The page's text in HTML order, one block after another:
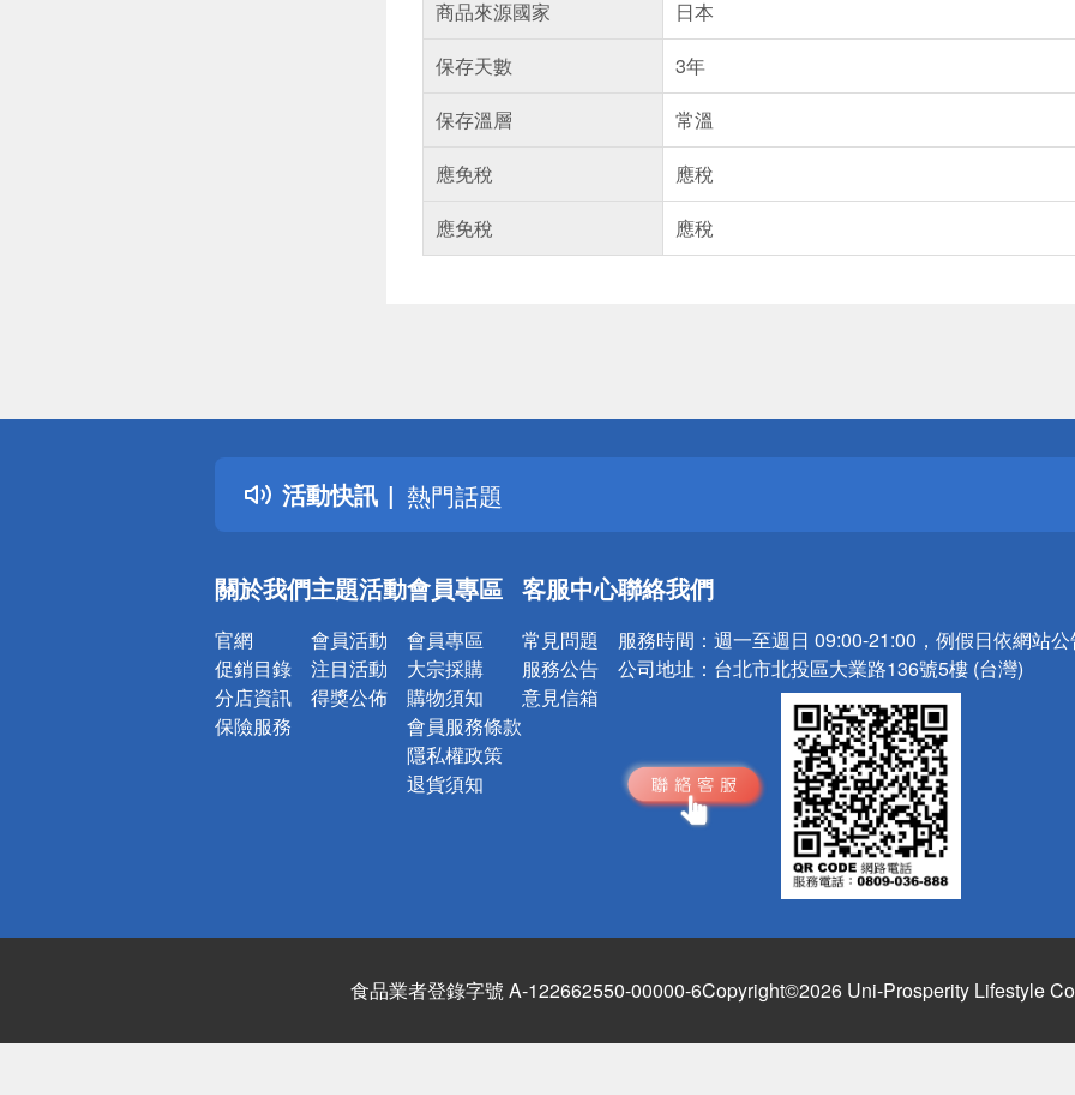
商品來源國家
日本
保存天數
3年
保存溫層
常溫
應免稅
應稅
應免稅
應稅
活動快訊
詐騙網頁！請小心！
得獎公告
熱門話題
銀行優惠
詐騙網頁！請小心！
關於我們
官網
促銷目錄
分店資訊
保險服務
主題活動
會員活動
注目活動
得獎公佈
會員專區
會員專區
大宗採購
購物須知
會員服務條款
隱私權政策
退貨須知
客服中心
常見問題
服務公告
意見信箱
聯絡我們
服務時間： 週一至週日 09:00-21:00，例假日依網站
公司地址： 台北市北投區大業路136號5樓 (台灣)
食品業者登錄字號 A-122662550-00000-6Copyright©2026 Uni-Prosperity Lifestyle